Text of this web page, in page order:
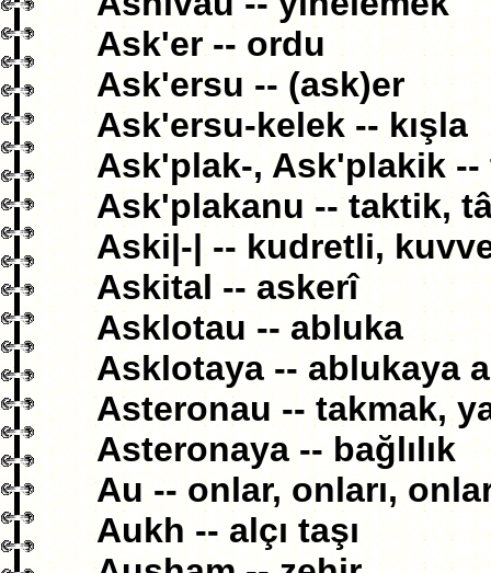
Ask'er -- ordu
Ask'ersu -- (ask)er
Ask'ersu-kelek -- kışla
Ask'plak-, Ask'plakik --
Ask'plakanu -- taktik,
Aski|-| -- kudretli,
Askital -- askerî
Asklotau -- abluka
Asklotaya -- ablukaya
Asteronau -- takmak,
Asteronaya -- bağlılık
Au -- onlar, onları,
Aukh -- alçı taşı